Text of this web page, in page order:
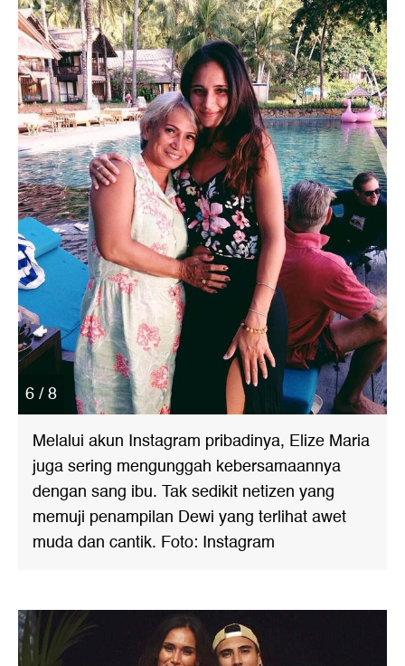
6 / 8
Melalui akun Instagram pribadinya, Elize Maria
juga sering mengunggah kebersamaannya
dengan sang ibu. Tak sedikit netizen yang
memuji penampilan Dewi yang terlihat awet
muda dan cantik. Foto: Instagram